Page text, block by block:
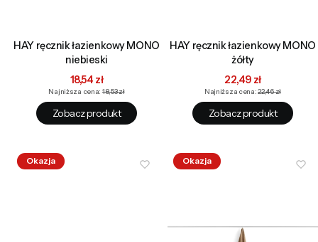
HAY ręcznik łazienkowy MONO
niebieski
Cena promocyjna
18,54 zł
Najniższa cena: 18,53 zł
Zobacz produkt
HAY ręcznik łazienkowy MONO
żółty
Cena promocyjna
22,49 zł
Najniższa cena: 22,46 zł
Zobacz produkt
Okazja Okazja